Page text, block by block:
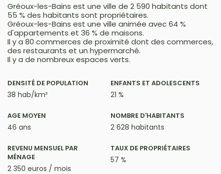
Gréoux-les-Bains est une ville de 2 590 habitants dont
55 % des habitants sont propriétaires.
Gréoux-les-Bains est une ville animée avec 64 %
d'appartements et 36 % de maisons.
Il y a 80 commerces de proximité dont des commerces,
des restaurants et un hypermarché.
Il y a de nombreux espaces verts.
DENSITÉ DE POPULATION
38 hab/km²
ENFANTS ET ADOLESCENTS
21 %
AGE MOYEN
46 ans
NOMBRE D'HABITANTS
2 628 habitants
REVENU MENSUEL PAR
MÉNAGE
2 350 euros / mois
TAUX DE PROPRIÉTAIRES
57 %